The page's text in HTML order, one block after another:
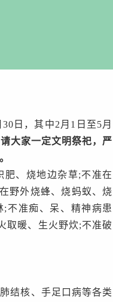
日，其中2月1日至5月
大家一定文明祭祀，严
肥、烧地边杂草;不准在
野外烧蜂、烧蚂蚁、烧
不准痴、呆、精神病患
取暖、生火野炊;不准破
结核、手足口病等各类